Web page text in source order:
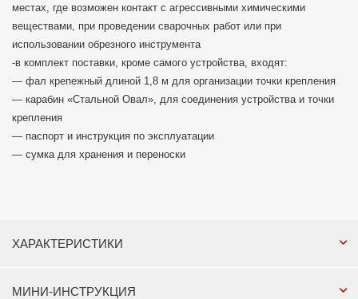
местах, где возможен контакт с агрессивными химическими
веществами, при проведении сварочных работ или при
использовании обрезного инструмента
-в комплект поставки, кроме самого устройства, входят:
— фал крепежный длиной 1,8 м для организации точки крепления
— карабин «Стальной Овал», для соединения устройства и точки
крепления
— паспорт и инструкция по эксплуатации
— сумка для хранения и переноски
ХАРАКТЕРИСТИКИ
МИНИ-ИНСТРУКЦИЯ